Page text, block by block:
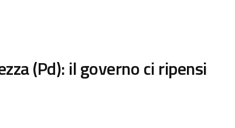
(Pd): il governo ci ripensi